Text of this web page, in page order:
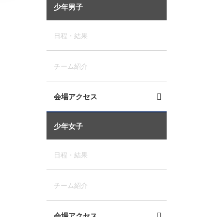
少年男子
日程・結果
チーム紹介
会場アクセス
少年女子
日程・結果
チーム紹介